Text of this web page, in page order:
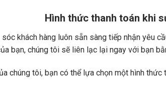
Hình thức thanh toán khi
khách hàng luôn sẵn sàng tiếp nhận yêu
bạn, chúng tôi sẽ liên lạc lại ngay với bạn
chúng tôi, bạn có thể lựa chọn một hình